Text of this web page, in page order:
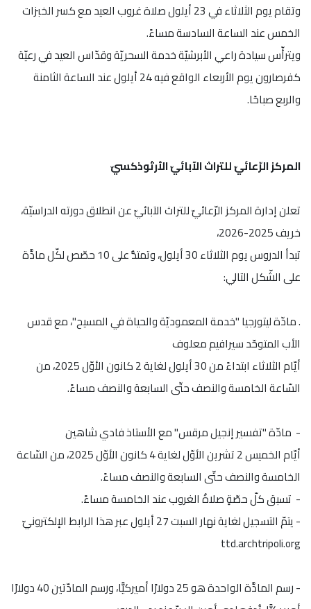
وتقام يوم الثلاثاء في 23 أيلول صلاة غروب العيد مع كسر الخبزات
الخمس عند الساعة السادسة مساءً.
ويترأّس سيادة راعي الأبرشيّة خدمة السحريّة وقدّاس العيد في رعيّة
كفرصارون يوم الأربعاء الواقع فيه 24 أيلول عند الساعة الثامنة
والربع صباحًا.
المركز الرّعائيّ للتراث الآبائيّ الأرثوذكسيّ
تعلن إدارة المركز الرّعائيّ للتراث الآبائيّ عن انطلاق دورته الدراسيّة،
خريف 2025-2026،
تبدأ الدروس يوم الثلاثاء 30 أيلول، وتمتدُّ على 10 حصّص لكّل مادَّة
على الشّكل التالي:
. مادّة ليتورجيا "خدمة المعموديّة والحياة في المسيح"، مع قدس
الأب المتوحّد سيرافيم معلوف
أيّام الثلاثاء ابتداءً من 30 أيلول لغاية 2 كانون الأوّل 2025، من
السّاعة الخامسة والنصف حتّى السابعة والنصف مساءً.
- مادّة "تفسير إنجيل مرقس" مع الأستاذ فادي شاهين
أيّام الخميس 2 تشرين الأوّل لغاية 4 كانون الأوّل 2025، من السّاعة
الخامسة والنصف حتّى السابعة والنصف مساءً.
- تسبق كلّ حصّةٍ صلاةُ الغروب عند الخامسة مساءً.
- يتمّ التسجيل لغاية نهار السبت 27 أيلول عبر هذا الرابط الإلكترونيّ
ttd.archtripoli.org
- رسم المادَّة الواحدة هو 25 دولارًا أميركيًّا، ورسم المادّتين 40 دولارًا